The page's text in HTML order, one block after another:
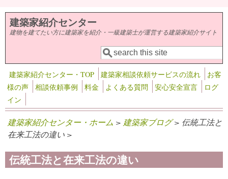
メインコンテンツに移動
建築家紹介センター
建物を建てたい方に建築家を紹介・一級建築士が運営する建築家紹介サイト
検索フォーム
検索
建築家紹介センター・TOP 建築家相談依頼サービスの流れ
お客
様の声
相談依頼事例 料金 よくある質問 安心安全宣言
ログ
イン
建築家紹介センター・ホーム > 建築家ブログ> 伝統工法と
在来工法の違い >
伝統工法と在来工法の違い